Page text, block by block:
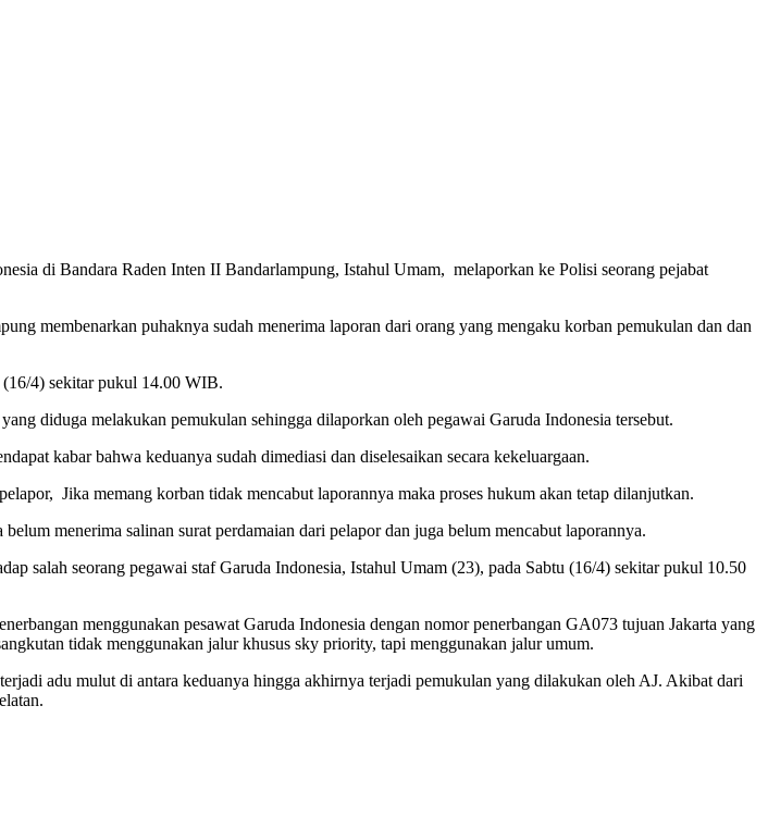
di Bandara Raden Inten II Bandarlampung, Istahul Umam, melaporkan ke Polisi seorang pejabat
membenarkan puhaknya sudah menerima laporan dari orang yang mengaku korban pemukulan dan dan
(16/4) sekitar pukul 14.00 WIB.
diduga melakukan pemukulan sehingga dilaporkan oleh pegawai Garuda Indonesia tersebut.
kabar bahwa keduanya sudah dimediasi dan diselesaikan secara kekeluargaan.
Jika memang korban tidak mencabut laporannya maka proses hukum akan tetap dilanjutkan.
menerima salinan surat perdamaian dari pelapor dan juga belum mencabut laporannya.
salah seorang pegawai staf Garuda Indonesia, Istahul Umam (23), pada Sabtu (16/4) sekitar pukul 10.50
menggunakan pesawat Garuda Indonesia dengan nomor penerbangan GA073 tujuan Jakarta yang
tidak menggunakan jalur khusus sky priority, tapi menggunakan jalur umum.
adu mulut di antara keduanya hingga akhirnya terjadi pemukulan yang dilakukan oleh AJ. Akibat dari